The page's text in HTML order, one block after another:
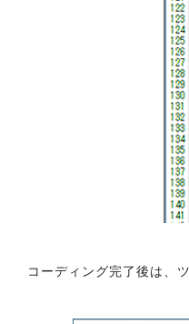
コーディング完了後は、